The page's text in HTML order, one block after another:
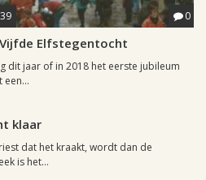
0
Elfstegentocht
dit jaar of in 2018 het eerste jubileum
een...
klaar
dat het kraakt, wordt dan de
is het...